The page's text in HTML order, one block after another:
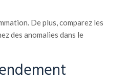
De plus, comparez les
des anomalies dans le